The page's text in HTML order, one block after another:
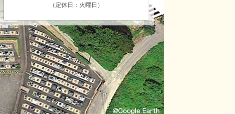
（定休日：火曜日）